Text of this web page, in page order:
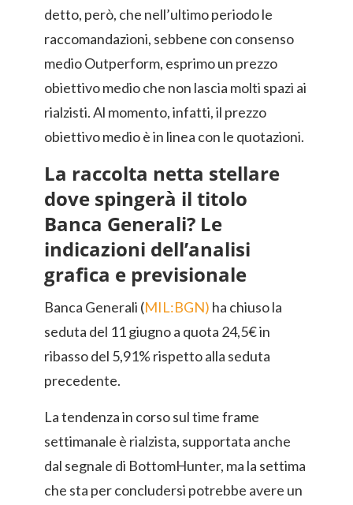
detto, però, che nell’ultimo periodo le
raccomandazioni, sebbene con consenso
medio Outperform, esprimo un prezzo
obiettivo medio che non lascia molti spazi ai
rialzisti. Al momento, infatti, il prezzo
obiettivo medio è in linea con le quotazioni.
La raccolta netta stellare
dove spingerà il titolo
Banca Generali? Le
indicazioni dell’analisi
grafica e previsionale
Banca Generali (MIL:BGN) ha chiuso la
seduta del 11 giugno a quota 24,5€ in
ribasso del 5,91% rispetto alla seduta
precedente.
La tendenza in corso sul time frame
settimanale è rialzista, supportata anche
dal segnale di BottomHunter, ma la settima
che sta per concludersi potrebbe avere un